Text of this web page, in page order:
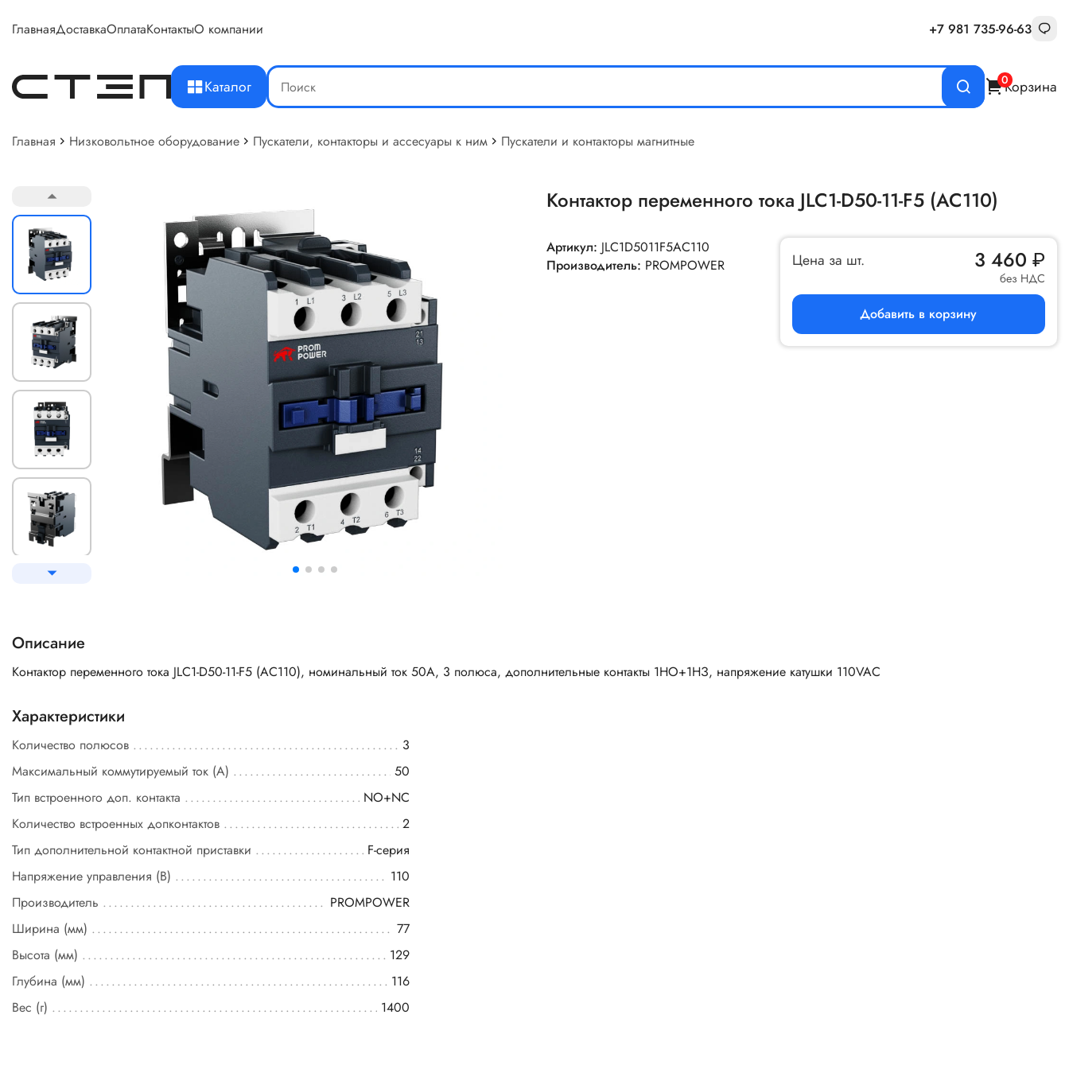
ГлавнаяДоставкаОплатаКонтактыО компании +7 981 735-96-63
Каталог 0Корзина
Главная Низковольтное оборудование Пускатели, контакторы и ассесуары к ним Пускатели и контакторы магнитные
Контактор переменного тока JLC1-D50-11-F5 (AC110)
Артикул: JLC1D5011F5AC110
Производитель: PROMPOWER Цена за шт. 3 460 ₽
без НДС
Добавить в корзину
Описание
Контактор переменного тока JLC1-D50-11-F5 (AC110), номинальный ток 50A, 3 полюса, дополнительные контакты 1НО+1НЗ, напряжение катушки 110VAC
Характеристики
Количество полюсов
3
Максимальный коммутируемый ток (А)
50
Тип встроенного доп. контакта
NO+NC
Количество встроенных допконтактов
2
Тип дополнительной контактной приставки
F-серия
Напряжение управления (В)
110
Производитель
PROMPOWER
Ширина (мм)
77
Высота (мм)
129
Глубина (мм)
116
Вес (г)
1400